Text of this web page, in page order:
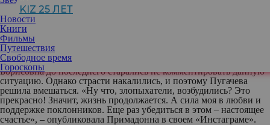
KIZ 25 ЛЕТ
Новости
Книги
Фильмы
Путешествия
Свободное время
Гороскопы
Что интересно, представители Первого канала и сама Алла
Борисовна до последнего старались не комментировать данную
ситуацию. Однако страсти накалились, и поэтому Пугачева
решила вмешаться. «Ну что, злопыхатели, возбудились? Это
прекрасно! Значит, жизнь продолжается. А сила моя в любви и
поддержке поклонников. Еще раз убедиться в этом – настоящее
счастье», – опубликовала Примадонна в своем «Инстаграме».